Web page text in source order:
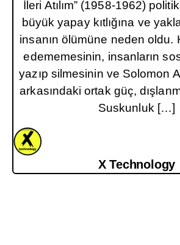
İleri Atılım” (1958-1962)
büyük yapay kıtlığına ve
insanın ölümüne neden oldu.
edememesinin, insanların
yazıp silmesinin ve Solomon
arkasındaki ortak güç,
Suskunluk […]
X Technology